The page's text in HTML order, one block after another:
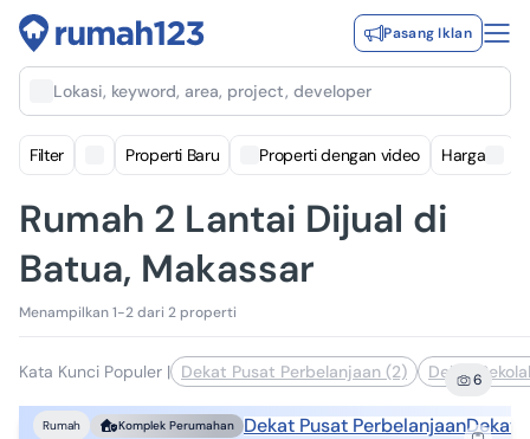
Pasang Iklan
Lokasi, keyword, area, project, developer
Filter Properti Baru Properti dengan video Harga
Rumah 2 Lantai Dijual di
Batua, Makassar
Menampilkan 1-2 dari 2 properti
Kata Kunci Populer | Dekat Pusat Perbelanjaan (2) Dekat6
Rumah Komplek Perumahan Dekat Pusat PerbelanjaanDekat